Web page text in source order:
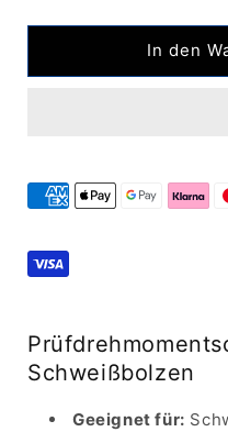
GEDORE
Schweißbolzen
WSTT
123456
WSTT
In den
Schweißbolzen
Geeignet für: